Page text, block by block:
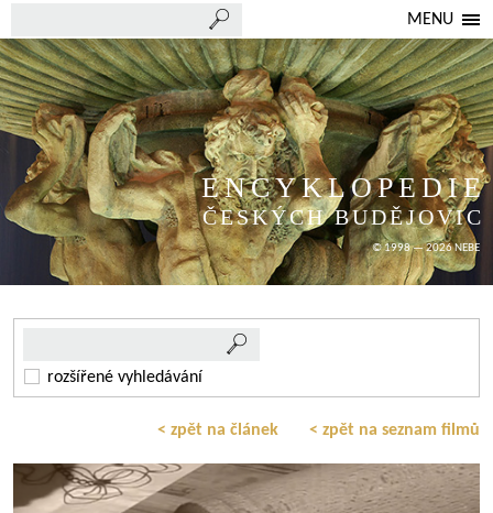
MENU
ENCYKLOPEDIE
ČESKÝCH BUDĚJOVIC
© 1998 — 2026 NEBE
rozšířené vyhledávání
< zpět na článek < zpět na seznam filmů